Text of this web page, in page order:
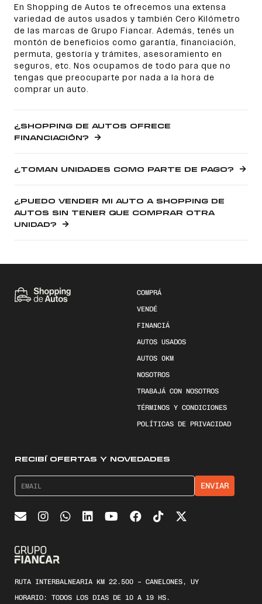
En Shopping de Autos te ofrecemos una extensa
variedad de autos usados y también Cero Kilómetro
de las marcas de Grupo Fiancar. Además, tenés un
montón de beneficios como garantía, financiación,
permuta, gestoría y trámites, asesoramiento en
seguros, etc. Nos ocupamos de todo para que no
tengas que preocuparte por nada a la hora de
comprar un auto.
¿SHOPPING DE AUTOS OFRECE
FINANCIACIÓN?
¿TOMAN UNIDADES COMO PARTE DE PAGO?
¿PUEDO VENDER MI AUTO A SHOPPING DE
AUTOS SIN TENER QUE COMPRAR OTRA
UNIDAD?
COMPRÁ
VENDÉ
FINANCIÁ
AUTOS USADOS
AUTOS 0KM
NOSOTROS
TRABAJÁ CON NOSOTROS
TÉRMINOS Y CONDICIONES
POLÍTICAS DE PRIVACIDAD
RECIBÍ OFERTAS Y NOVEDADES
RUTA INTERBALNEARIA KM 22.500 – CANELONES, UY
HORARIO: TODOS LOS DIAS DE 10 A 19 HS.